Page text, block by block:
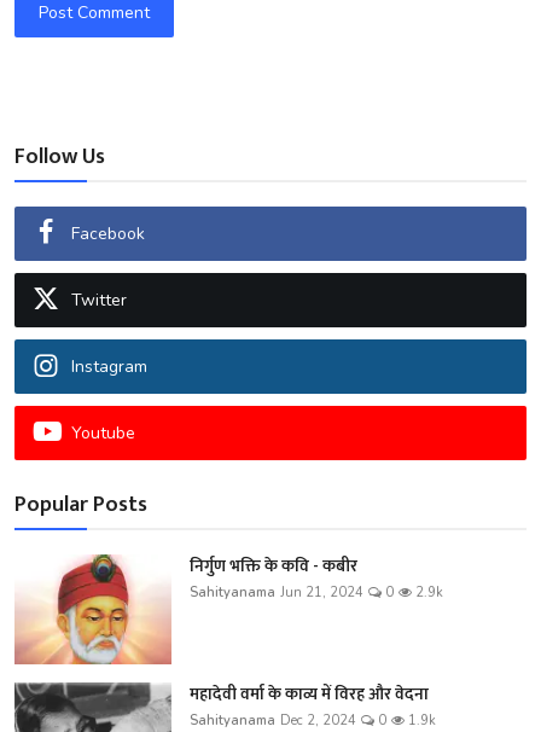
Post Comment
Follow Us
Facebook
Twitter
Instagram
Youtube
Popular Posts
निर्गुण भक्ति के कवि - कबीर
Sahityanama Jun 21, 2024 0 2.9k
महादेवी वर्मा के काव्य में विरह और वेदना
Sahityanama Dec 2, 2024 0 1.9k